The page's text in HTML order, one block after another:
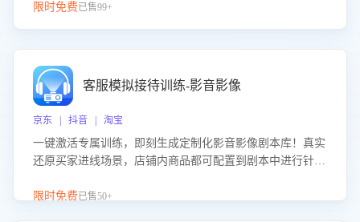
限时免费已售99+
客服模拟接待训练-影音影像
京东 | 抖音 | 淘宝
一键激活专属训练，即刻生成定制化影音影像剧本库！真实
还原买家进线场景，店铺内商品都可配置到剧本中进行针对
击 “立即开通”，快速获取影音影像类目剧本，一键开启客服
限时免费已售50+